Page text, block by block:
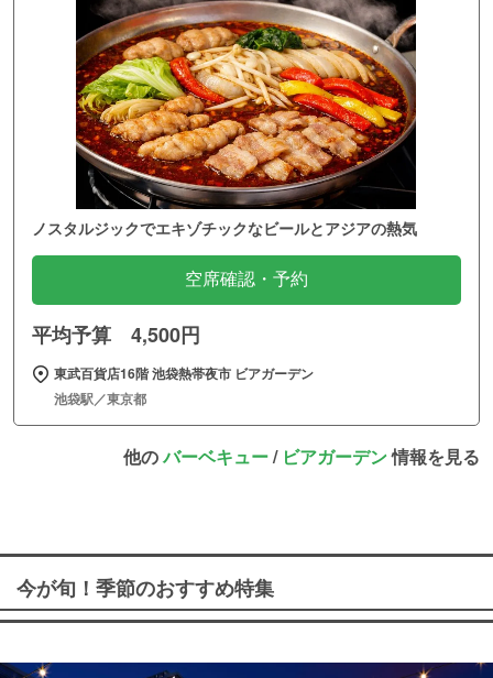
ノスタルジックでエキゾチックなビールとアジアの熱気
空席確認・予約
平均予算 4,500円
東武百貨店16階 池袋熱帯夜市 ビアガーデン
池袋駅／東京都
他のバーベキュー/ ビアガーデン情報を見る
今が旬！季節のおすすめ特集